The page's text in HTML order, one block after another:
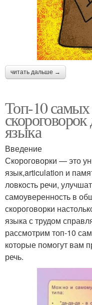
читать дальше →
Топ-10
языка
Введение
Скороговорки — это
язык,articulation и
ловкость речи,
самоуверенность в
скороговорки
языка с трудом
рассмотрим топ-10
которые помогут вам
речь.